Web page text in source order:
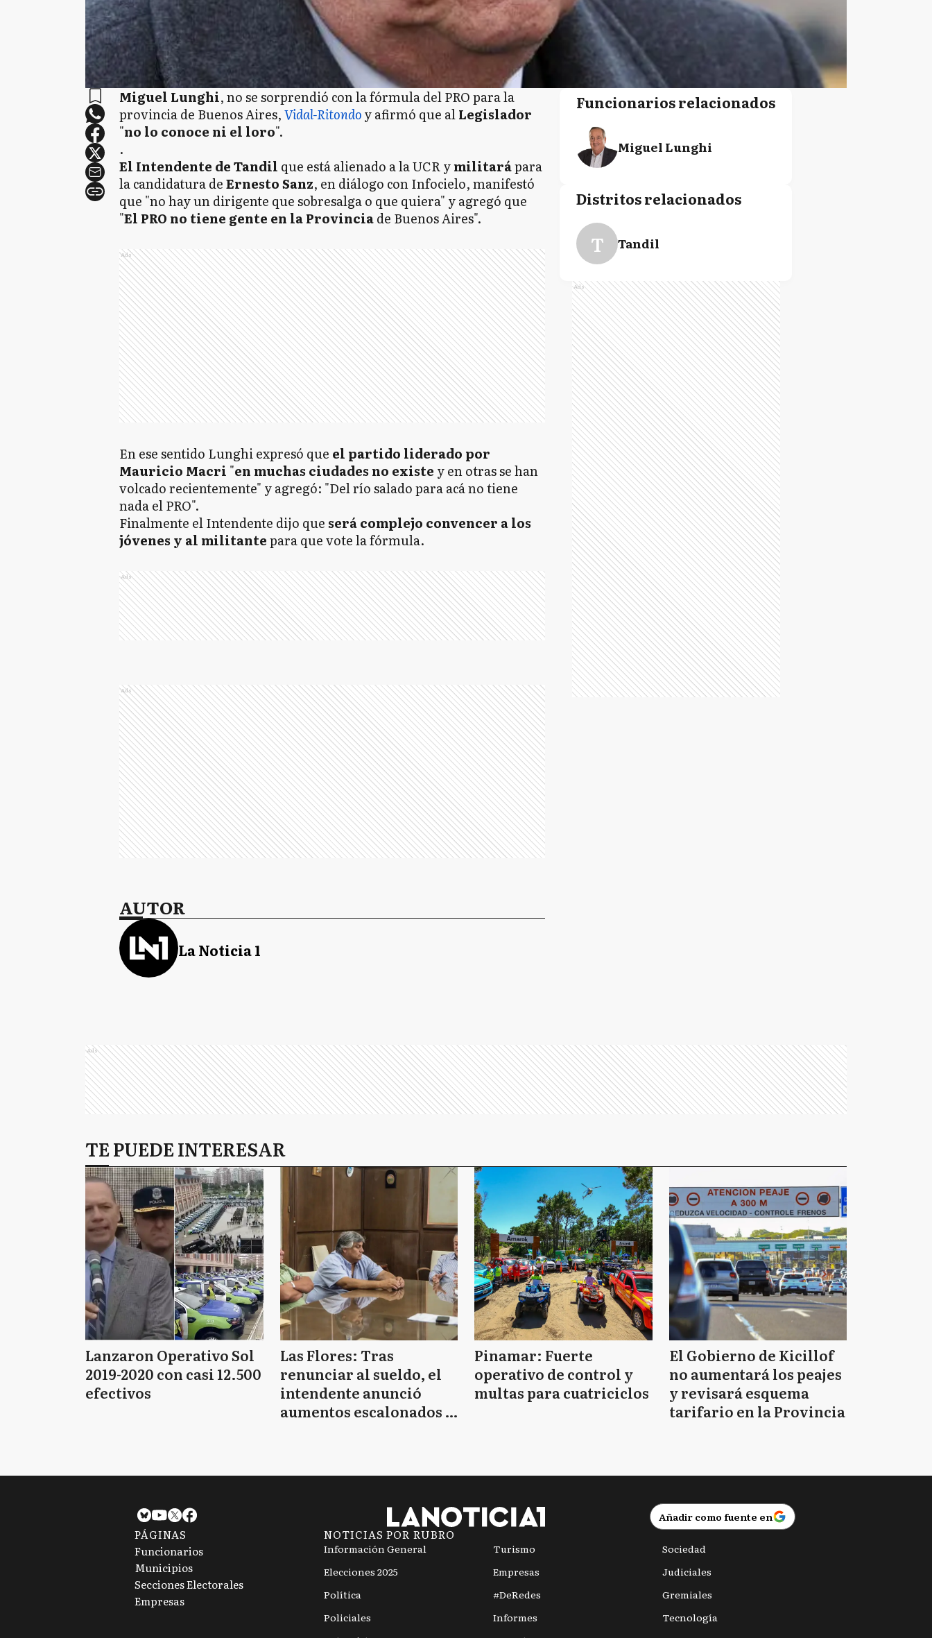
Miguel Lunghi, no se sorprendió con la fórmula del PRO para la
provincia de Buenos Aires,Vidal-Ritondoy afirmó que alLegislador
"no lo conoce ni el loro".
.
El Intendente de Tandil que está alienado a la UCR ymilitarápara
la candidatura deErnesto Sanz, en diálogo con Infocielo, manifestó
que "no hay un dirigente que sobresalga o que quiera" y agregó que
"El PRO no tiene gente en la Provinciade Buenos Aires".
Ads
En ese sentido Lunghi expresó que el partido liderado por
Mauricio Macri "en muchas ciudades no existe y en otras se han
volcado recientemente" y agregó: "Del río salado para acá no tiene
nada el PRO".
Finalmente el Intendente dijo que será complejo convencer a los
jóvenes y al militantepara que vote la fórmula.
Ads
Ads
AUTOR
La Noticia 1
Funcionarios relacionados
Miguel Lunghi
Distritos relacionados
T Tandil
Ads
Ads
TE PUEDE INTERESAR
Lanzaron Operativo Sol
2019-2020 con casi 12.500
efectivos
Las Flores: Tras
renunciar al sueldo, el
intendente anunció
aumentos escalonados y
Pinamar: Fuerte
operativo de control y
multas para cuatriciclos
El Gobierno de Kicillof
no aumentará los peajes
y revisará esquema
tarifario en la Provincia
Añadir como fuente en
PÁGINAS
Funcionarios
Municipios
Secciones Electorales
Empresas
NOTICIAS POR RUBRO
Información General
Elecciones 2025
Política
Policiales
Turismo
Empresas
#DeRedes
Informes
Sociedad
Judiciales
Gremiales
Tecnología